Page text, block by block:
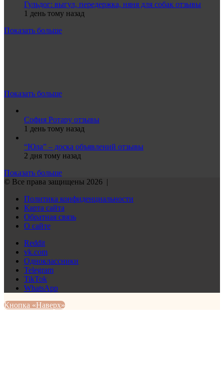
Гульдог: выгул, передержка, няня для собак отзывы
1 день тому назад
Показать больше
Показать больше
София Ротару отзывы
1 день тому назад
“Юла” – доска объявлений отзывы
2 дня тому назад
Показать больше
© Все права защищены 2026 |
Политика конфиденциальности
Карта сайта
Обратная связь
О сайте
Reddit
vk.com
Одноклассники
Telegram
TikTok
WhatsApp
Кнопка «Наверх»